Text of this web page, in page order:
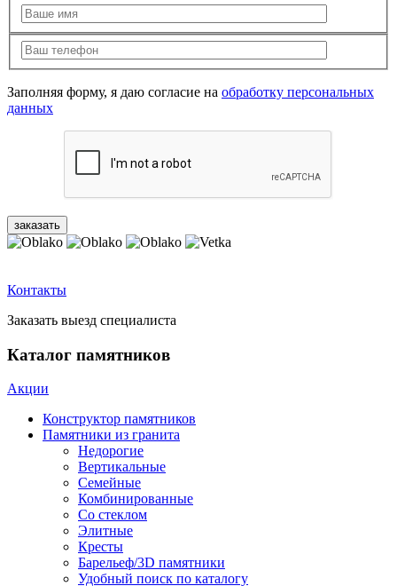
Заполняя форму, я даю согласие на обработку персональных
данных
Контакты
Заказать выезд специалиста
Каталог памятников
Акции
Конструктор памятников
Памятники из гранита
Недорогие
Вертикальные
Семейные
Комбинированные
Со стеклом
Элитные
Кресты
Барельеф/3D памятники
Удобный поиск по каталогу